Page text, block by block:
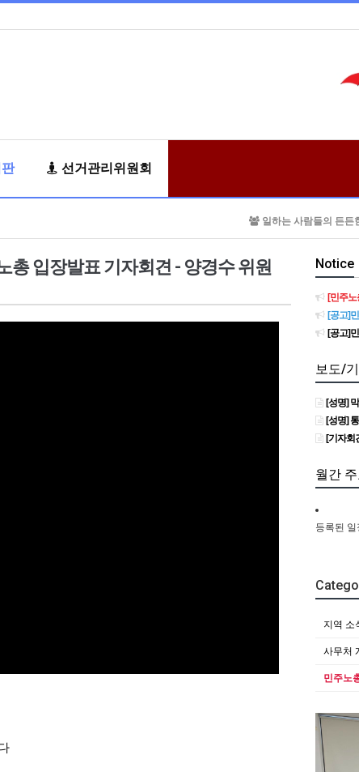
선거관리위원회
일하는 사람들의 든든
입장발표 기자회견 - 양경수 위원
Notice
[민주노
[공고]
[공고]
보도/
[성명] 막을
[성명]
[기자회견]
월간
등록된
지역 소
사무처
민주노